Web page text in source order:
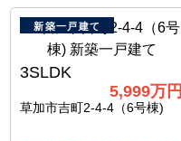
新築一戸建て
3SLDK
5,999万円
草加市吉町2-4-4（6号棟)